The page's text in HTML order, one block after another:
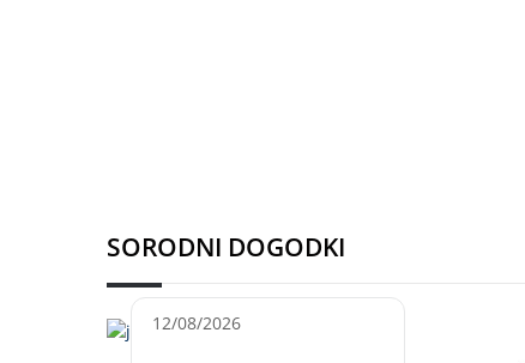
SORODNI DOGODKI
12/08/2026